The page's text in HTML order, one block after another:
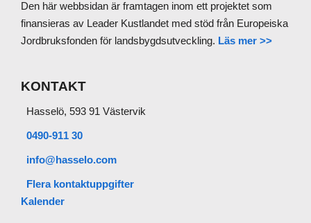
Den här webbsidan är framtagen inom ett projektet som
finansieras av Leader Kustlandet med stöd från Europeiska
Jordbruksfonden för landsbygdsutveckling. Läs mer >>
KONTAKT
Hasselö, 593 91 Västervik
0490-911 30
info@hasselo.com
Flera kontaktuppgifter
Kalender